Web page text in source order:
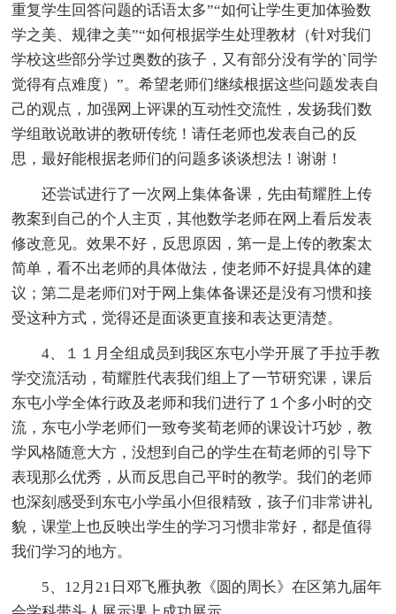
重复学生回答问题的话语太多”“如何让学生更加体验数
学之美、规律之美”“如何根据学生处理教材（针对我们
学校这些部分学过奥数的孩子，又有部分没有学的`同学
觉得有点难度）”。希望老师们继续根据这些问题发表自
己的观点，加强网上评课的互动性交流性，发扬我们数
学组敢说敢讲的教研传统！请任老师也发表自己的反
思，最好能根据老师们的问题多谈谈想法！谢谢！
还尝试进行了一次网上集体备课，先由荀耀胜上传
教案到自己的个人主页，其他数学老师在网上看后发表
修改意见。效果不好，反思原因，第一是上传的教案太
简单，看不出老师的具体做法，使老师不好提具体的建
议；第二是老师们对于网上集体备课还是没有习惯和接
受这种方式，觉得还是面谈更直接和表达更清楚。
4、１１月全组成员到我区东屯小学开展了手拉手教
学交流活动，荀耀胜代表我们组上了一节研究课，课后
东屯小学全体行政及老师和我们进行了１个多小时的交
流，东屯小学老师们一致夸奖荀老师的课设计巧妙，教
学风格随意大方，没想到自己的学生在荀老师的引导下
表现那么优秀，从而反思自己平时的教学。我们的老师
也深刻感受到东屯小学虽小但很精致，孩子们非常讲礼
貌，课堂上也反映出学生的学习习惯非常好，都是值得
我们学习的地方。
5、12月21日邓飞雁执教《圆的周长》在区第九届年